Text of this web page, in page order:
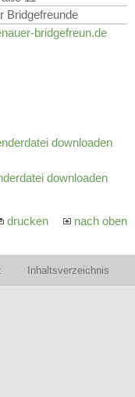
Bridgefreunde
bridgefreun.de
downloaden
downloaden
drucken nach oben
Inhaltsverzeichnis